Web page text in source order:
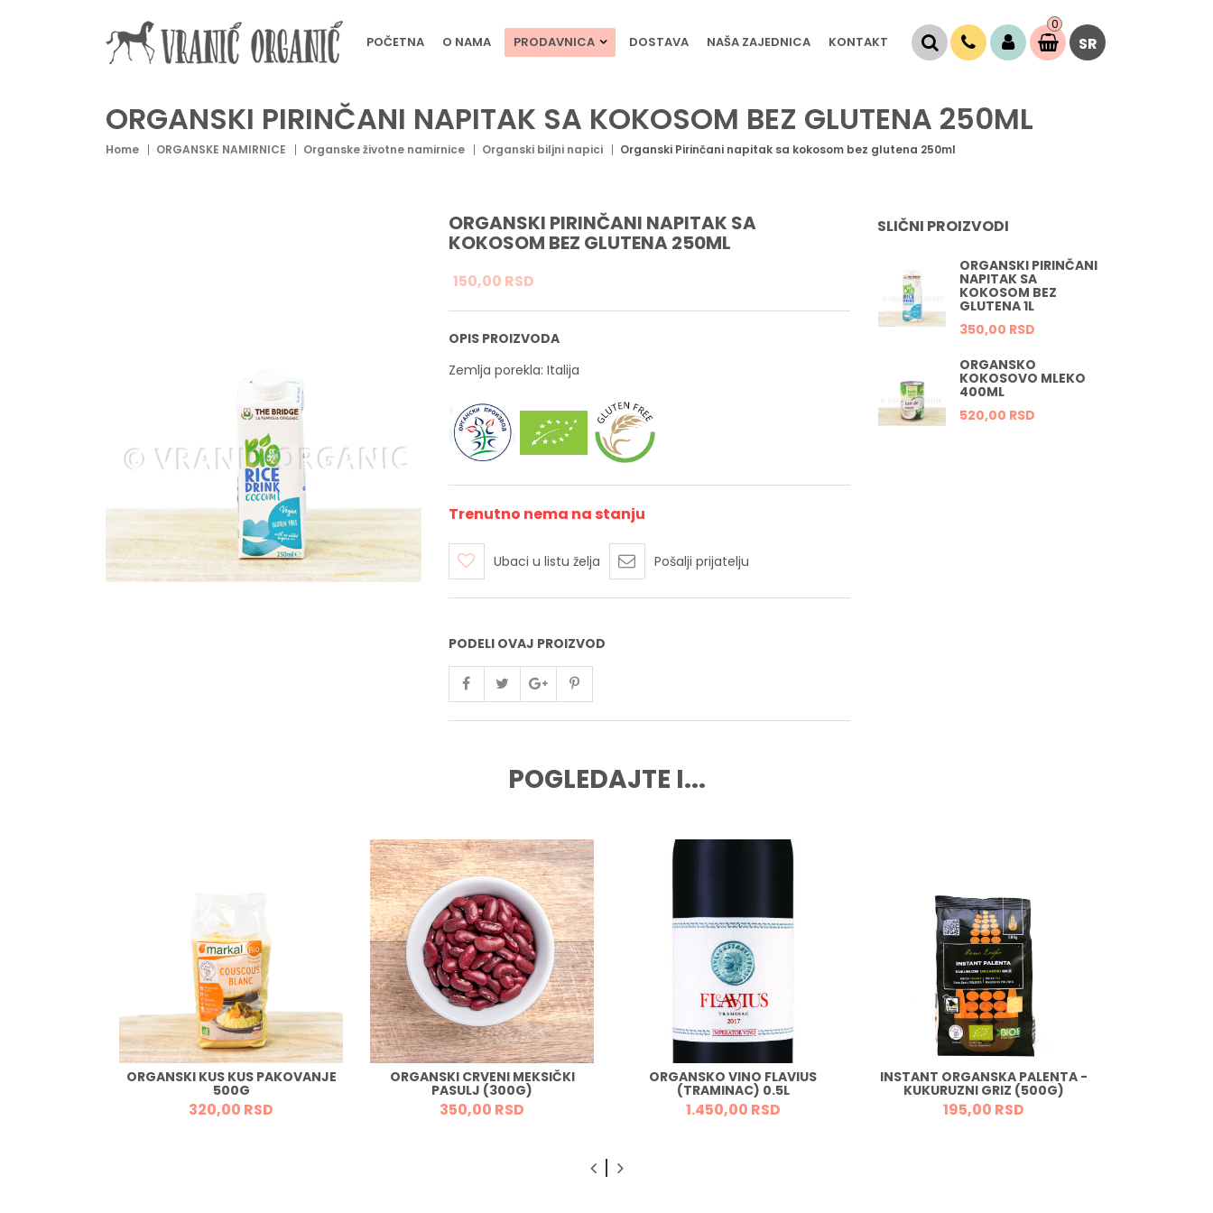
POČETNA O NAMA PRODAVNICA DOSTAVA NAŠA ZAJEDNICA KONTAKT
0
Stavke
0, 00
RSD
SR
ORGANSKI PIRINČANI NAPITAK SA KOKOSOM BEZ GLUTENA 250ML
Home ORGANSKE NAMIRNICE Organske životne namirnice Organski biljni napici Organski Pirinčani napitak sa kokosom bez glutena 250ml
ORGANSKI PIRINČANI NAPITAK SA
KOKOSOM BEZ GLUTENA 250ML
150,00 RSD
OPIS PROIZVODA
Zemlja porekla: Italija
Trenutno nema na stanju
Ubaci u listu želja Pošalji prijatelju
PODELI OVAJ PROIZVOD
SLIČNI PROIZVODI
ORGANSKI PIRINČANI
NAPITAK SA
KOKOSOM BEZ
GLUTENA 1L
350,00 RSD
ORGANSKO
KOKOSOVO MLEKO
400ML
520,00 RSD
POGLEDAJTE I...
ORGANSKI KUS KUS PAKOVANJE
500G
320,00 RSD
ORGANSKI CRVENI MEKSIČKI
PASULJ (300G)
350,00 RSD
ORGANSKO VINO FLAVIUS
(TRAMINAC) 0.5L
1.450,00 RSD
INSTANT ORGANSKA PALENTA -
KUKURUZNI GRIZ (500G)
195,00 RSD